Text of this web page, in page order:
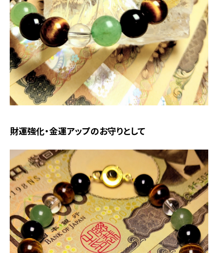
財運強化・金運アップのお守りとして